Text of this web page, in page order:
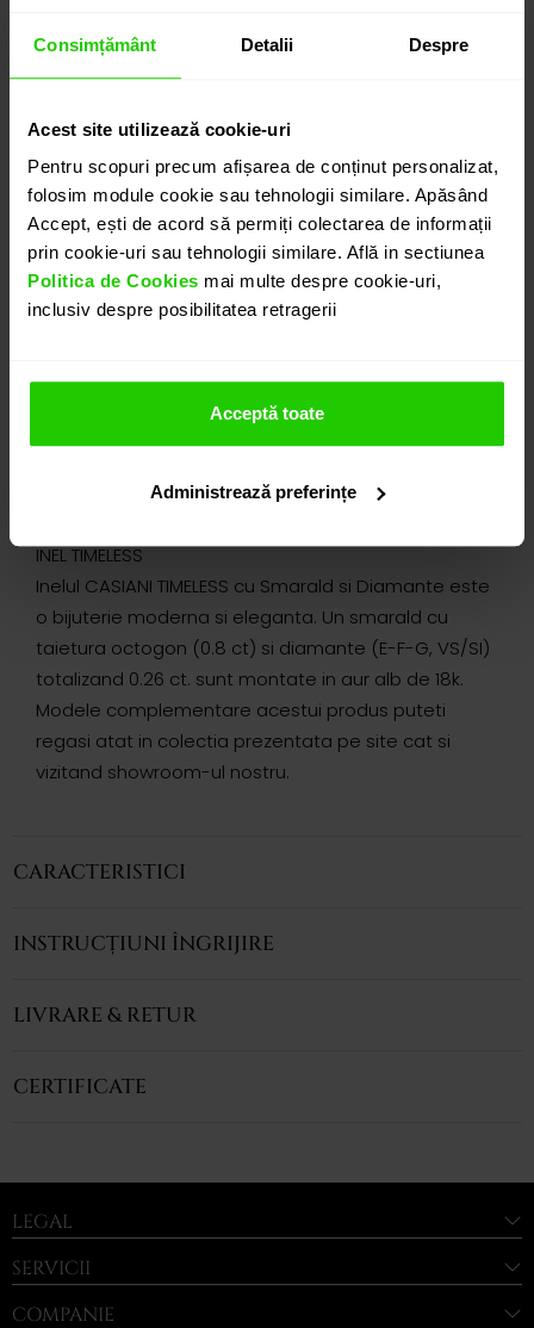
Consimțământ Detalii Despre
Acest site utilizează cookie-uri
Pentru scopuri precum afișarea de conținut personalizat,
folosim module cookie sau tehnologii similare. Apăsând
Accept, ești de acord să permiți colectarea de informații
prin cookie-uri sau tehnologii similare. Află in sectiunea
Politica de Cookies mai multe despre cookie-uri,
inclusiv despre posibilitatea retragerii
Acceptă toate
Administrează preferințe
INEL TIMELESS
Inelul CASIANI TIMELESS cu Smarald si Diamante este
o bijuterie moderna si eleganta. Un smarald cu
taietura octogon (0.8 ct) si diamante (E-F-G, VS/SI)
totalizand 0.26 ct. sunt montate in aur alb de 18k.
Modele complementare acestui produs puteti
regasi atat in colectia prezentata pe site cat si
vizitand showroom-ul nostru.
CARACTERISTICI
INSTRUCȚIUNI ÎNGRIJIRE
LIVRARE & RETUR
CERTIFICATE
LEGAL
SERVICII
COMPANIE